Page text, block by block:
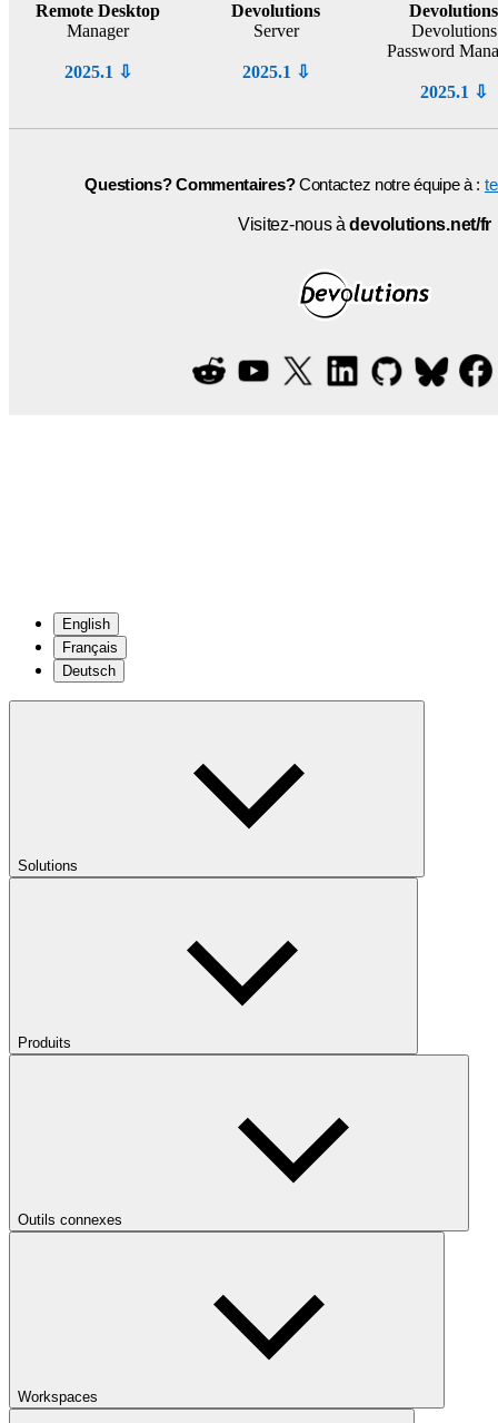
Remote Desktop
Manager
2025.1 ⇩
Devolutions
Server
2025.1 ⇩
Devolutions
Devolutions
Password
2025.1 ⇩
Questions? Commentaires?Contactez notre équipe à :
Visitez-nous àdevolutions.net/fr
English
Français
Deutsch
Solutions
Produits
Outils connexes
Workspaces